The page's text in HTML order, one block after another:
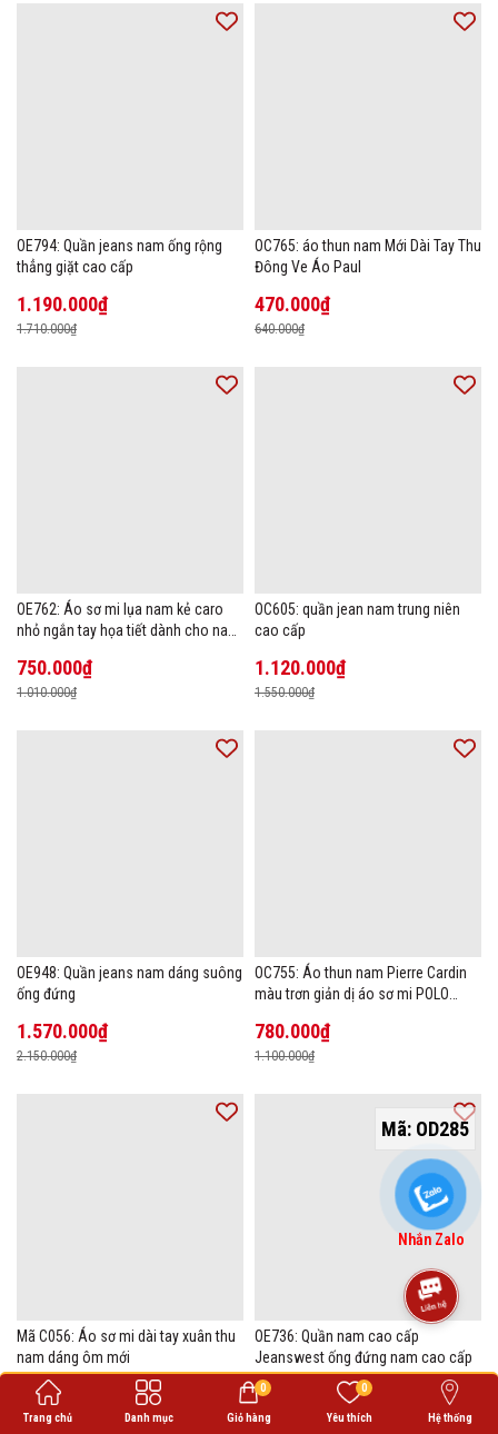
Mã: OD285
OE794: Quần jeans nam ống rộng
thẳng giặt cao cấp
1.190.000₫
1.710.000₫
OC765: áo thun nam Mới Dài Tay Thu
Đông Ve Áo Paul
470.000₫
640.000₫
OE762: Áo sơ mi lụa nam kẻ caro
nhỏ ngắn tay họa tiết dành cho nam
750.000₫
1.010.000₫
OC605: quần jean nam trung niên
cao cấp
1.120.000₫
1.550.000₫
OE948: Quần jeans nam dáng suông
ống đứng
1.570.000₫
2.150.000₫
OC755: Áo thun nam Pierre Cardin
màu trơn giản dị áo sơ mi POLO
780.000₫
1.100.000₫
Mã C056: Áo sơ mi dài tay xuân thu
nam dáng ôm mới
470.000₫
680.000₫
OE736: Quần nam cao cấp
Jeanswest ống đứng nam cao cấp
710.000₫
1.000.000₫
Trang chủ Danh mục Giỏ hàng
0
Yêu thích
0
Hệ thống
Nhắn Zalo